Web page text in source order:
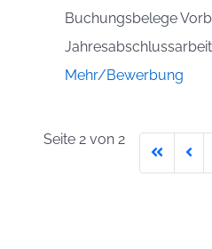
Buchungsbelege
Mehr/Bewerbung
Seite 2 von 2